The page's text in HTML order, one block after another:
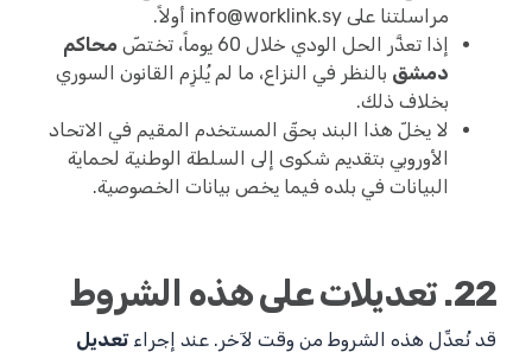
مراسلتنا على info@worklink.sy أولاً.
إذا تعذَّر الحل الودي خلال 60 يوماً، تختصّ
محاكم
دمشق بالنظر في النزاع، ما لم يُلزِم القانون السوري
بخلاف ذلك.
لا يخلّ هذا البند بحقّ المستخدم المقيم في الاتحاد
الأوروبي بتقديم شكوى إلى السلطة الوطنية لحماية
البيانات في بلده فيما يخص بيانات الخصوصية.
22. تعديلات على هذه الشروط
قد نُعدِّل هذه الشروط من وقت لآخر. عند إجراءتعديل